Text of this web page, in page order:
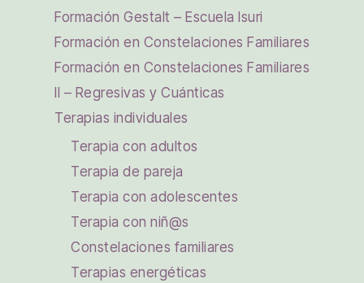
Formación Gestalt – Escuela Isuri
Formación en Constelaciones Familiares
Formación en Constelaciones Familiares
II – Regresivas y Cuánticas
Terapias individuales
Terapia con adultos
Terapia de pareja
Terapia con adolescentes
Terapia con niñ@s
Constelaciones familiares
Terapias energéticas